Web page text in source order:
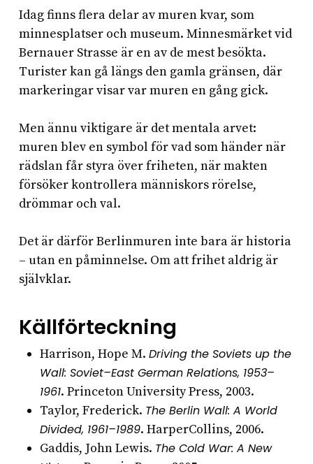
Idag finns flera delar av muren kvar, som
minnesplatser och museum. Minnesmärket vid
Bernauer Strasse är en av de mest besökta.
Turister kan gå längs den gamla gränsen, där
markeringar visar var muren en gång gick.
Men ännu viktigare är det mentala arvet:
muren blev en symbol för vad som händer när
rädslan får styra över friheten, när makten
försöker kontrollera människors rörelse,
drömmar och val.
Det är därför Berlinmuren inte bara är historia
– utan en påminnelse. Om att frihet aldrig är
självklar.
Källförteckning
Harrison, Hope M. Driving the Soviets up the
Wall: Soviet–East German Relations, 1953–
1961. Princeton University Press, 2003.
Taylor, Frederick. The Berlin Wall: A World
Divided, 1961–1989. HarperCollins, 2006.
Gaddis, John Lewis. The Cold War: A New